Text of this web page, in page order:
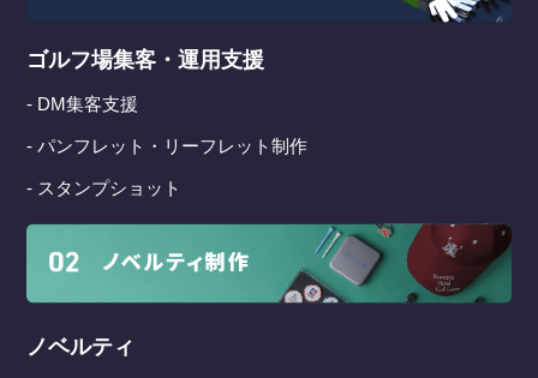
ゴルフ場集客・運用支援
- DM集客支援
- パンフレット・リーフレット制作
- スタンプショット
ノベルティ